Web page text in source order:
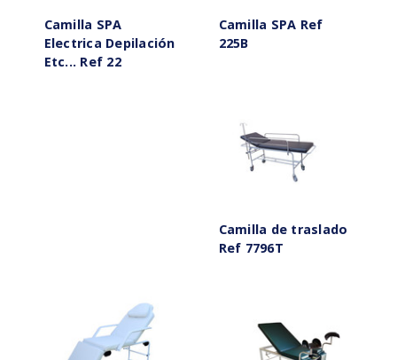
Camilla SPA
Electrica Depilación
Etc... Ref 22
Camilla SPA Ref
225B
Camilla de traslado
Ref 7796T